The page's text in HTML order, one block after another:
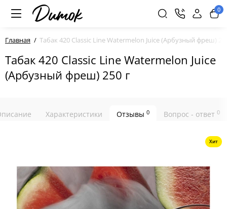
0
Главная Табак 420 Classic Line Watermelon Juice (Арбузный фреш)
Табак 420 Classic Line Watermelon Juice
(Арбузный фреш) 250 г
Характеристики Отзывы 0 Вопрос - ответ 0
Хит